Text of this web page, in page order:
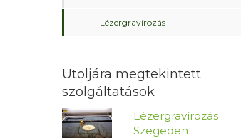
Lézergravírozás
Utoljára megtekintett
szolgáltatások
Lézergravírozás
Szegeden